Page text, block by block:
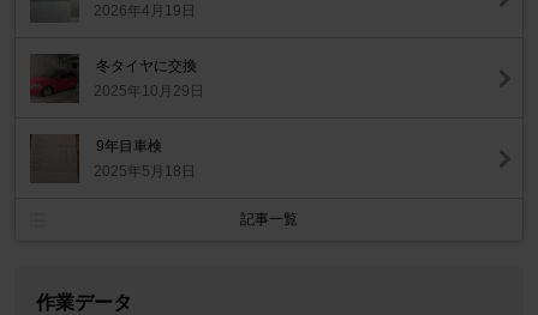
2026年4月19日
冬タイヤに交換
2025年10月29日
9年目車検
2025年5月18日
記事一覧
作業データ